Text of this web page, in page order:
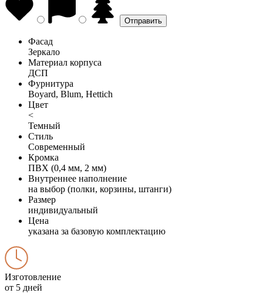
Фасад
Зеркало
Материал корпуса
ДСП
Фурнитура
Boyard, Blum, Hettich
Цвет
<
Темный
Стиль
Современный
Кромка
ПВХ (0,4 мм, 2 мм)
Внутреннее наполнение
на выбор (полки, корзины, штанги)
Размер
индивидуальный
Цена
указана за базовую комплектацию
Изготовление
от 5 дней